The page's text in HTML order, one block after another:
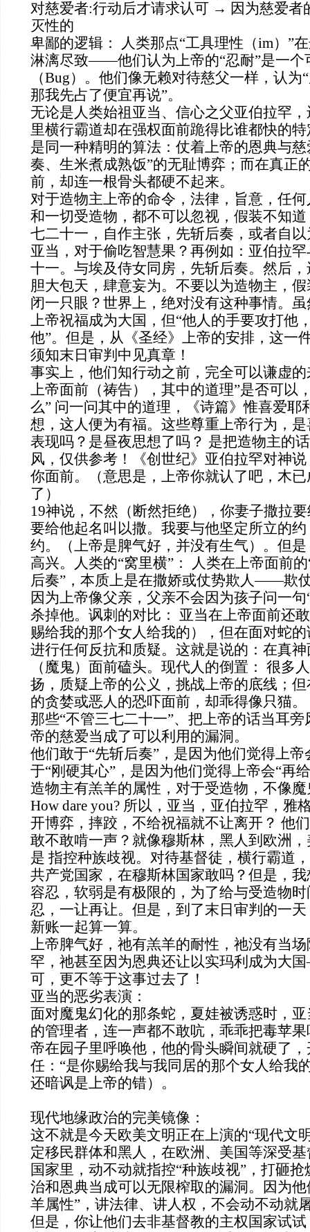
对慈爱者:行动后才请求认可 → 因为慈爱者
灭性的
卑鄙的逻辑： 人类那点“工具理性（im）”
淋漓尽致——他们认为上帝的“忍耐”是一个
（Bug）。他们像无赖对待慈父一样，认为
那我先占了便宜再说”。
无论是人类始祖亚当、信心之父亚伯拉罕
里横行霸道却在强权面前跪得比谁都快的
是同一种精明的算法：仗着上帝的恩典与
奏、生米煮成熟饭”的无耻博弈；而在真正
前，却连一根骨头都硬不起来。
对于造物主上帝的命令，法律，旨意，任
和一切受造物，都不可以忽视，假装不知
七二十一，自作主张，先斩后奏，或者自
亚当，对于偷吃智慧果？再例如：亚伯拉
十一。与埃及侍女同房，先斩后奏。然后
胆大包天，肆意妄为。不要以为造物主，
闭一只眼？世界上，绝对没有这种事情。
上帝祝福成为大国，但“他人的手要攻打他
他”。但是，从《圣经》上帝的安排，这一
须知末日审判中见真章！
事实上，他们知行动之前，完全可以谦虚
上帝面前（祷告），其中的道理”是否可以
么” 问一问其中的道理，《诗篇》惟喜爱耶
想，这人便为有福。这些尊重上帝行为，
表现吗？是昼夜思想了吗？ 是把造物主的
风，仅供参考！《创世纪》亚伯拉罕对神
你面前。（意思是，上帝你就认了吧，木
了）
19神说，不然（断然拒绝），你妻子撒拉
要给他起名叫以撒。我要与他坚定所立的
约。（上帝是脾气好，并没有生气）。但
高兴。人类的“窝里横”： 人类在上帝面前
后奏”，本质上是在撒娇或仗势欺人——欺
因为上帝像父亲，父亲不会因为孩子问一
杀掉他。讽刺的对比： 亚当在上帝面前还
赐给我的那个女人给我的），但在面对蛇
进行任何反抗和质疑。这就是说的：在真
（魔鬼）面前磕头。现代人的倒置： 很多
扬，质疑上帝的公义，挑战上帝的底线；
的贪婪或恶人的恐吓面前，却乖得像只猫。
那些“不管三七二十一”、把上帝的话当耳
帝的慈爱当成了可以利用的漏洞。
他们敢于“先斩后奏”，是因为他们觉得上帝
于“刚硬其心”，是因为他们觉得上帝会“再
造物主有羔羊的属性，对于受造物，不像
How dare you? 所以，亚当，亚伯拉罕，雅
开博弈，摔跤，不给祝福就不让离开？ 他
敢不敢啃一声？就像穆斯林，黑人到欧洲
是 指控种族歧视。对待基督徒，横行霸道
共产党国家，在穆斯林国家敢吗？但是，
容忍，软弱是有极限的，为了给与受造物
忍，一让再让。但是，到了末日审判的一
新账一起算一算。
上帝脾气好，祂有羔羊的耐性，祂没有当
罕，祂甚至因为恩典还让以实玛利成为大
可，更不等于这事过去了！
亚当的恶劣表演：
面对魔鬼幻化的那条蛇，夏娃被诱惑时，
的管理者，连一声都不敢吭，乖乖把毒苹
帝在园子里呼唤他，他的骨头瞬间就硬了
任：“是你赐给我与我同居的那个女人给我
还暗讽是上帝的错）。
现代地缘政治的完美镜像：
这不就是今天欧美文明正在上演的“现代文
定移民群体和黑人，在欧洲、美国等深受
国家里，动不动就指控“种族歧视”，打砸
治和恩典当成可以无限榨取的漏洞。因为
羊属性”，讲法律、讲人权，不会动不动就
但是，你让他们去非基督教的主权国家试